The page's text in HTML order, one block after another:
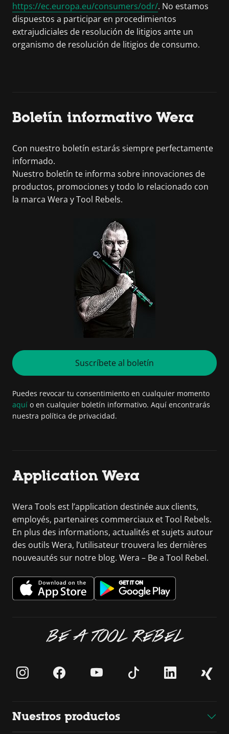
https://ec.europa.eu/consumers/odr/. No estamos
dispuestos a participar en procedimientos
extrajudiciales de resolución de litigios ante un
organismo de resolución de litigios de consumo.
Boletín informativo Wera
Con nuestro boletín estarás siempre perfectamente
informado.
Nuestro boletín te informa sobre innovaciones de
productos, promociones y todo lo relacionado con
la marca Wera y Tool Rebels.
Suscríbete al boletín
Puedes revocar tu consentimiento en cualquier momento
aquí o en cualquier boletín informativo. Aquí encontrarás
nuestra política de privacidad.
Application Wera
Wera Tools est l’application destinée aux clients,
employés, partenaires commerciaux et Tool Rebels.
En plus des informations, actualités et sujets autour
des outils Wera, l’utilisateur trouvera les dernières
nouveautés sur notre blog. Wera – Be a Tool Rebel.
BE A TOOL REBEL
Nuestros productos